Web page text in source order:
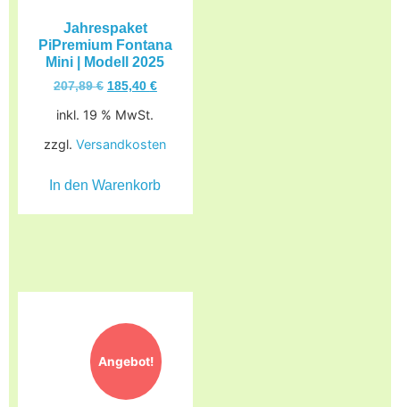
Jahrespaket
PiPremium Fontana
Mini | Modell 2025
207,89€ 185,40 €
inkl. 19 % MwSt.
zzgl.Versandkosten
In den Warenkorb
Angebot!